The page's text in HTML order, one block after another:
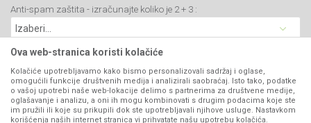
Matični broj: 07593252
Blog
Najčešća pitanja
Click & Collect
Načini plaćanja
Plaćanje karticama
Web kredit Raiffeisen banke
Pravo na odustajanje
Reklamacije
Anti-spam zaštita - izračunajte koliko je 2 + 3 :
VIBER I SMS NEWSLETTER
Prijavite se
Ova web-stranica koristi kolačiće
Kolačiće upotrebljavamo kako bismo personalizovali sadržaj i oglase,
omogućili funkcije društvenih medija i analizirali saobraćaj. Isto tako, podatke
o vašoj upotrebi naše web-lokacije delimo s partnerima za društvene medije,
oglašavanje i analizu, a oni ih mogu kombinovati s drugim podacima koje ste
im pružili ili koje su prikupili dok ste upotrebljavali njihove usluge. Nastavkom
korišćenja naših internet stranica vi prihvatate našu upotrebu kolačića.